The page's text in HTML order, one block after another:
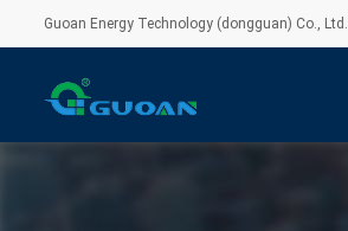
Guoan Energy Technology (dongguan) Co., Ltd.